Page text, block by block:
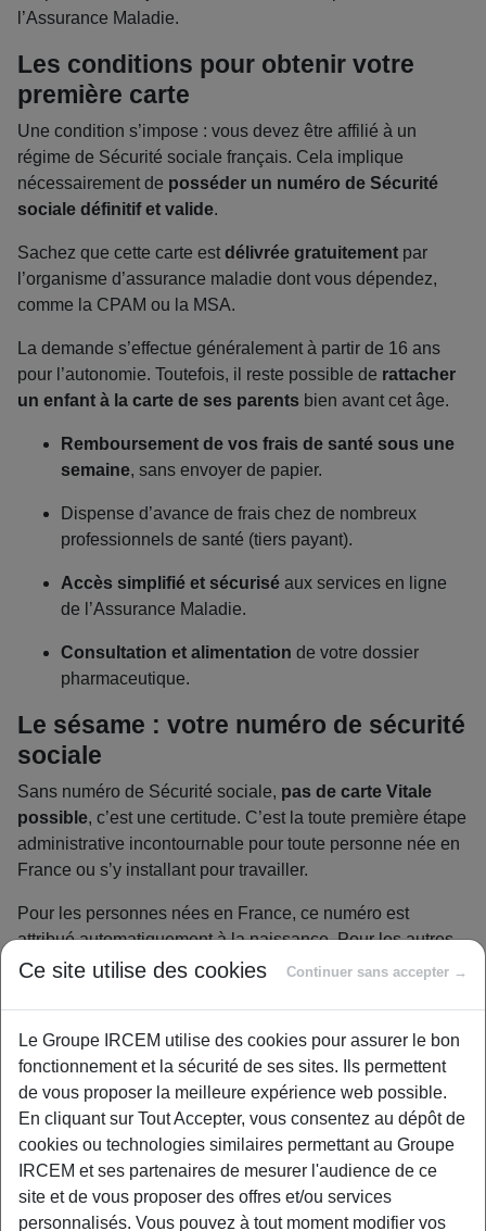
l’Assurance Maladie.
Les conditions pour obtenir votre
première carte
Une condition s’impose : vous devez être affilié à un
régime de Sécurité sociale français. Cela implique
nécessairement de posséder un numéro de Sécurité
sociale définitif et valide.
Sachez que cette carte est délivrée gratuitement par
l’organisme d’assurance maladie dont vous dépendez,
comme la CPAM ou la MSA.
La demande s’effectue généralement à partir de 16 ans
pour l’autonomie. Toutefois, il reste possible de rattacher
un enfant à la carte de ses parents bien avant cet âge.
Remboursement de vos frais de santé sous une
semaine, sans envoyer de papier.
Dispense d’avance de frais chez de nombreux
professionnels de santé (tiers payant).
Accès simplifié et sécurisé aux services en ligne
de l’Assurance Maladie.
Consultation et alimentation de votre dossier
pharmaceutique.
Le sésame : votre numéro de sécurité
sociale
Sans numéro de Sécurité sociale, pas de carte Vitale
possible, c’est une certitude. C’est la toute première étape
administrative incontournable pour toute personne née en
France ou s’y installant pour travailler.
Pour les personnes nées en France, ce numéro est
attribué automatiquement à la naissance. Pour les autres,
il fauten faire la demande explicite auprès de la CPAM
Une fois ce numéro définitif obtenu,la commande de la
carte Vitale devient enfin possible. C’est une suite
logique.
Carte vitale et complémentaire santé :
ne confondez pas
Clarifions une confusion fréquente :la carte Vitale atteste
de vos droits à l’Assurance Maladie, la part Sécu. Elle
n’a absolument rien à voir avec votre mutuelle ou
Ce site utilise des cookies Continuer sans accepter →
Le Groupe IRCEM utilise des cookies pour assurer le bon
fonctionnement et la sécurité de ses sites. Ils permettent
de vous proposer la meilleure expérience web possible.
En cliquant sur Tout Accepter, vous consentez au dépôt de
cookies ou technologies similaires permettant au Groupe
IRCEM et ses partenaires de mesurer l'audience de ce
site et de vous proposer des offres et/ou services
personnalisés. Vous pouvez à tout moment modifier vos